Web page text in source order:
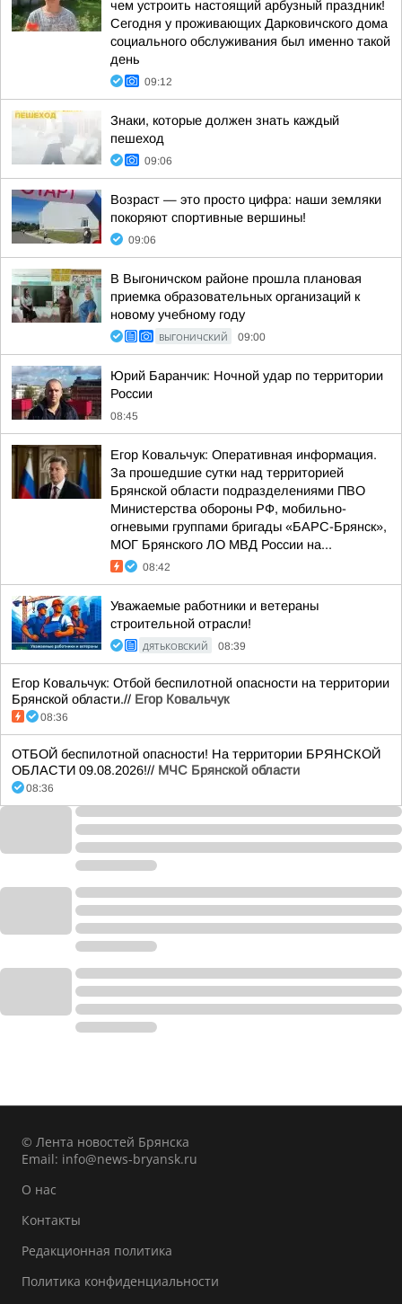
чем устроить настоящий арбузный праздник!
Сегодня у проживающих Дарковичского дома
социального обслуживания был именно такой
день
09:12
Знаки, которые должен знать каждый
пешеход
09:06
Возраст — это просто цифра: наши земляки
покоряют спортивные вершины!
09:06
В Выгоничском районе прошла плановая
приемка образовательных организаций к
новому учебному году
ВЫГОНИЧСКИЙ 09:00
Юрий Баранчик: Ночной удар по территории
России
08:45
Егор Ковальчук: Оперативная информация.
За прошедшие сутки над территорией
Брянской области подразделениями ПВО
Министерства обороны РФ, мобильно-
огневыми группами бригады «БАРС-Брянск»,
МОГ Брянского ЛО МВД России на...
08:42
Уважаемые работники и ветераны
строительной отрасли!
ДЯТЬКОВСКИЙ 08:39
Егор Ковальчук: Отбой беспилотной опасности на территории
Брянской области.// Егор Ковальчук
08:36
ОТБОЙ беспилотной опасности! На территории БРЯНСКОЙ
ОБЛАСТИ 09.08.2026!// МЧС Брянской области
08:36
© Лента новостей Брянска
Email: info@news-bryansk.ru
О нас
Контакты
Редакционная политика
Политика конфиденциальности